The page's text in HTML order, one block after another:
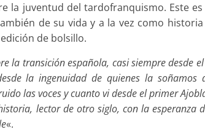
la juventud del tardofranquismo. Este
de su vida y a la vez como
de bolsillo.
la transición española, casi siempre desde
la ingenuidad de quienes la soñamos
las voces y cuanto vi desde el primer
lector de otro siglo, con la esperanza
«.